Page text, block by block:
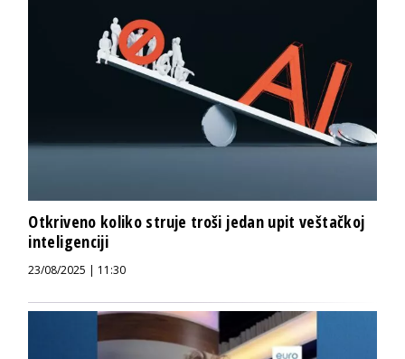
Otkriveno koliko struje troši jedan upit veštačkoj
inteligenciji
23/08/2025 | 11:30